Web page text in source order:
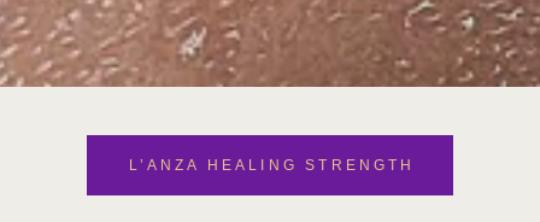
L’ANZA HEALING STRENGTH